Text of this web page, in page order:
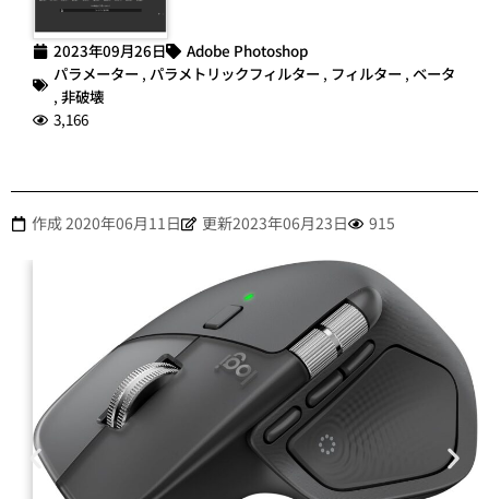
2023年09月26日
Adobe Photoshop
パラメーター , パラメトリックフィルター , フィルター , ベータ
, 非破壊
3,166
作成2020年06月11日 更新2023年06月23日 915